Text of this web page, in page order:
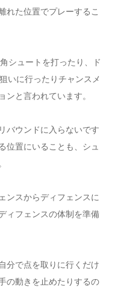
れた位置でプレーするこ
シュートを打ったり、ド
いに行ったりチャンスメ
ンと言われています。
バウンドに入らないです
位置にいることも、シュ
ンスからディフェンスに
ィフェンスの体制を準備
分で点を取りに行くだけ
の動きを止めたりするの